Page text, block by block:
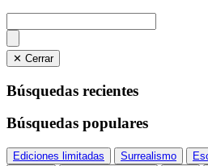
✕ Cerrar
Búsquedas recientes
Búsquedas populares
Ediciones limitadas Surrealismo